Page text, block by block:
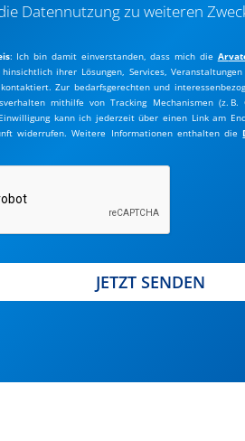
Datennutzung zu weiteren
: Ich bin damit einverstanden, dass mich die Ar
hinsichtlich ihrer Lösungen, Services,
kontaktiert.Zur bedarfsgerechten und
mithilfe von Tracking Mechanismen (z. B.
kann ich jederzeit über einen Link am
widerrufen. Weitere Informationen enthalten die
JETZT SENDEN